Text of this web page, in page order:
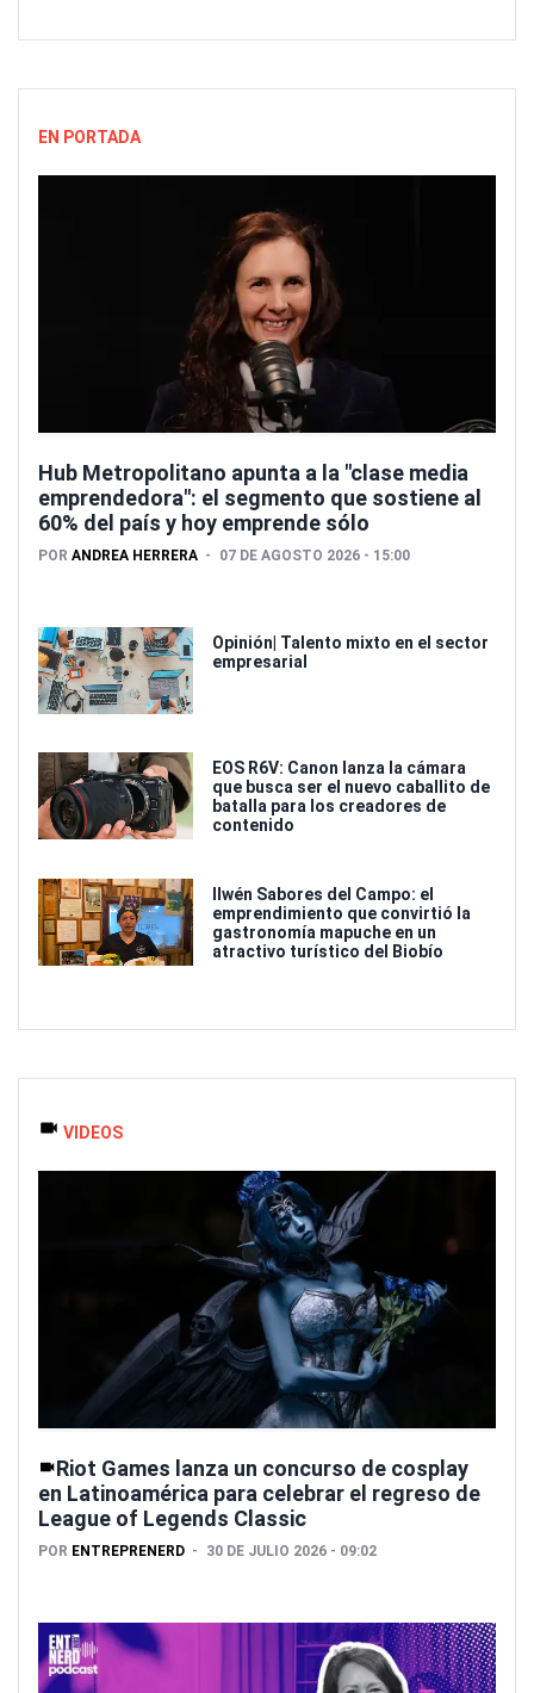
EN PORTADA
Hub Metropolitano apunta a la "clase media
emprendedora": el segmento que sostiene al
60% del país y hoy emprende sólo
POR ANDREA HERRERA 07 DE AGOSTO 2026 - 15:00
Opinión| Talento mixto en el sector
empresarial
EOS R6V: Canon lanza la cámara
que busca ser el nuevo caballito de
batalla para los creadores de
contenido
Ilwén Sabores del Campo: el
emprendimiento que convirtió la
gastronomía mapuche en un
atractivo turístico del Biobío
VIDEOS
Riot Games lanza un concurso de cosplay
en Latinoamérica para celebrar el regreso de
League of Legends Classic
POR ENTREPRENERD 30 DE JULIO 2026 - 09:02